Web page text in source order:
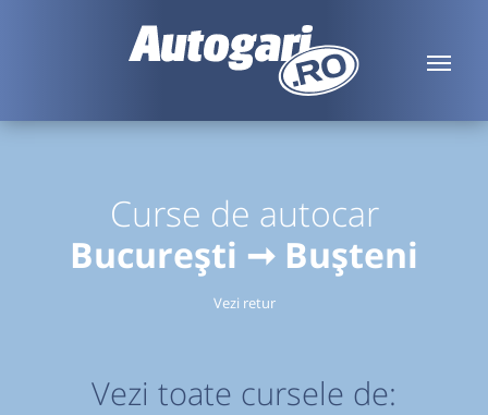
Curse de autocar
București ➞ Bușteni
Vezi retur
Vezi toate cursele de: